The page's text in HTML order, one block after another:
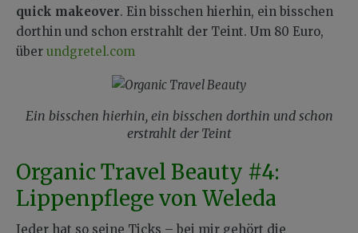
quick makeover. Ein bisschen hierhin, ein bisschen
dorthin und schon erstrahlt der Teint. Um 80 Euro,
über undgretel.com
Ein bisschen hierhin, ein bisschen dorthin und schon
erstrahlt der Teint
Organic Travel Beauty #4:
Lippenpflege von Weleda
Jeder hat so seine Ticks – bei mir gehört die